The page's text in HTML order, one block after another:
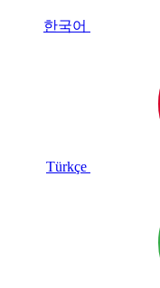
한국어
Türkçe